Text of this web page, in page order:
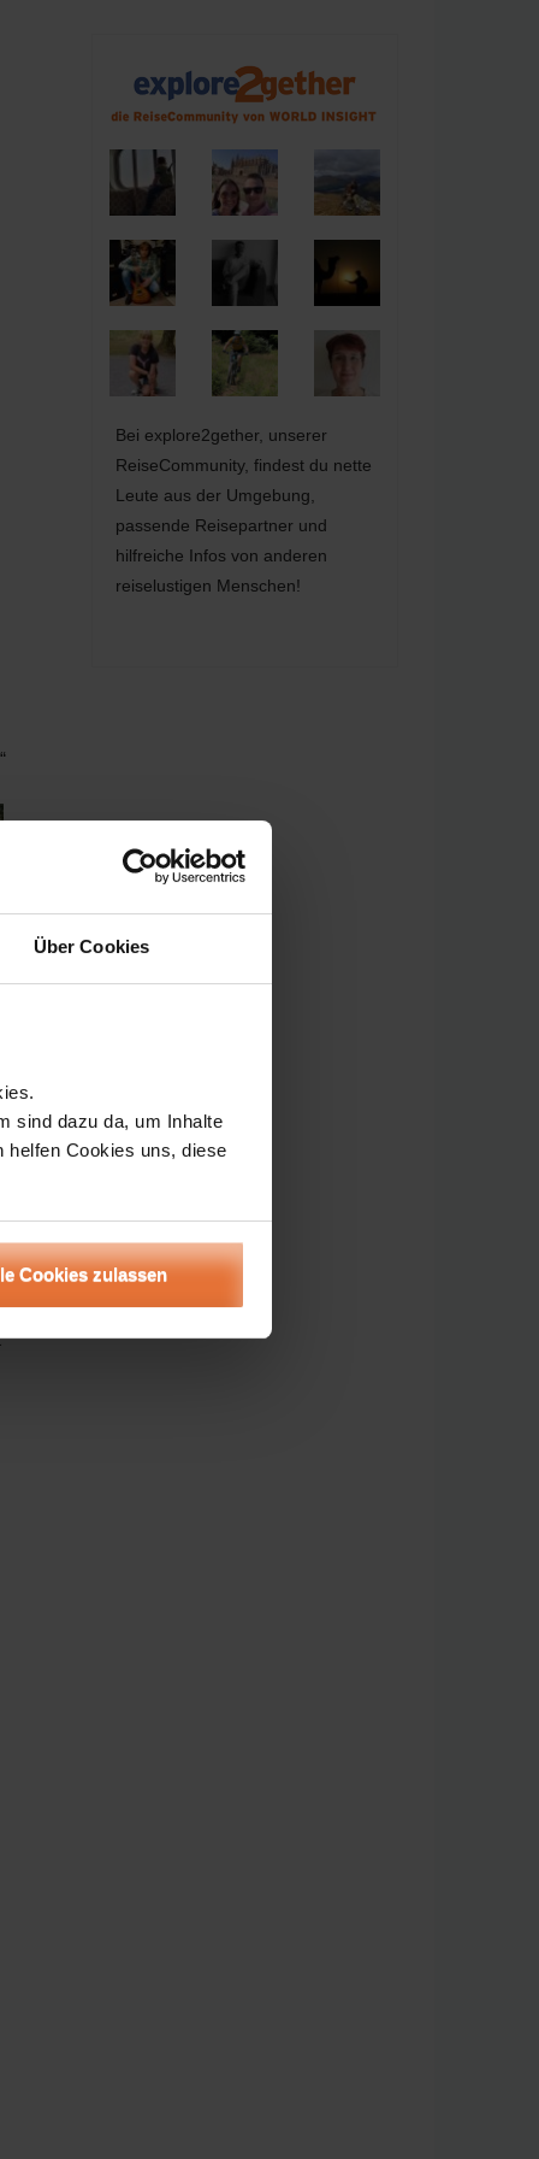
Über Cookies
sind dazu da, um Inhalte
helfen Cookies uns, diese
Cookies zulassen
Bei explore2gether, unserer
ReiseCommunity, findest du nette
Leute aus der Umgebung,
passende Reisepartner und
hilfreiche Infos von anderen
reiselustigen Menschen!